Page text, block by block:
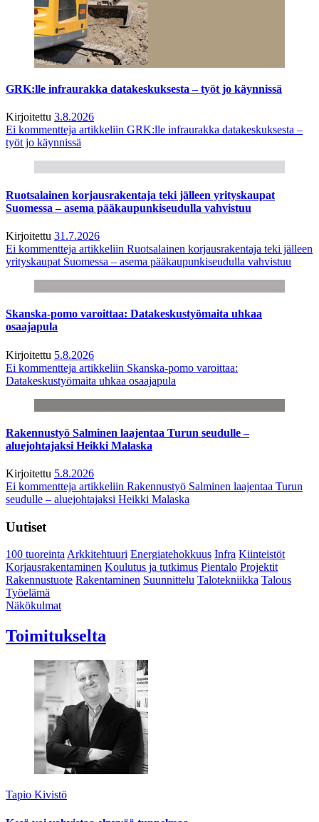
GRK:lle infraurakka datakeskuksesta – työt jo käynnissä
Kirjoitettu 3.8.2026
Ei kommentteja artikkeliin GRK:lle infraurakka datakeskuksesta –
työt jo käynnissä
Ruotsalainen korjausrakentaja teki jälleen yrityskaupat
Suomessa – asema pääkaupunkiseudulla vahvistuu
Kirjoitettu 31.7.2026
Ei kommentteja artikkeliin Ruotsalainen korjausrakentaja teki jälleen
yrityskaupat Suomessa – asema pääkaupunkiseudulla vahvistuu
Skanska-pomo varoittaa: Datakeskustyömaita uhkaa
osaajapula
Kirjoitettu 5.8.2026
Ei kommentteja artikkeliin Skanska-pomo varoittaa:
Datakeskustyömaita uhkaa osaajapula
Rakennustyö Salminen laajentaa Turun seudulle –
aluejohtajaksi Heikki Malaska
Kirjoitettu 5.8.2026
Ei kommentteja artikkeliin Rakennustyö Salminen laajentaa Turun
seudulle – aluejohtajaksi Heikki Malaska
Uutiset
100 tuoreintaArkkitehtuuri Energiatehokkuus Infra Kiinteistöt
Korjausrakentaminen Koulutus ja tutkimus Pientalo Projektit
Rakennustuote Rakentaminen Suunnittelu Talotekniikka Talous
Työelämä
Näkökulmat
Toimitukselta
Tapio Kivistö